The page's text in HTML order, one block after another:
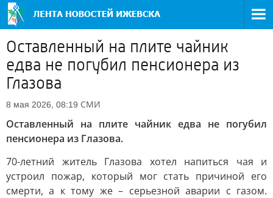
Оставленный на плите чайник
едва не погубил пенсионера из
Глазова
8 мая 2026, 08:19 СМИ
Оставленный на плите чайник едва не погубил
пенсионера из Глазова.
70-летний житель Глазова хотел напиться чая и
устроил пожар, который мог стать причиной его
смерти, а к тому же – серьезной аварии с газом.